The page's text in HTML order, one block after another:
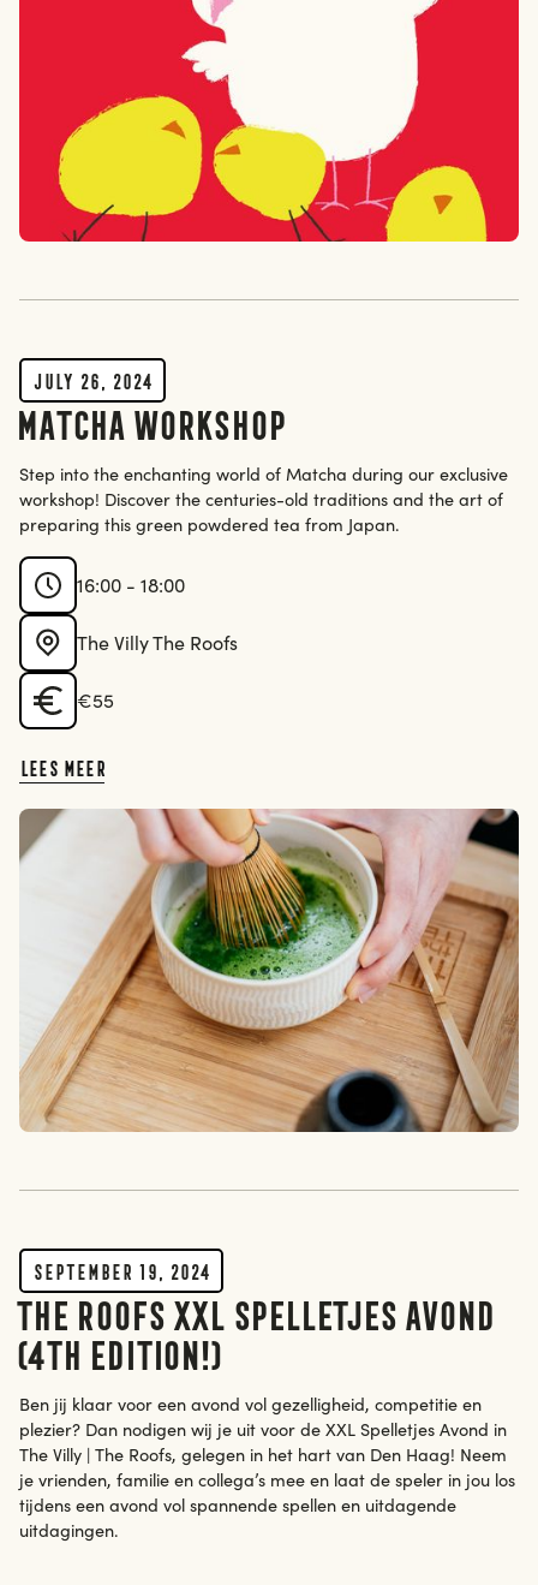
July 26, 2024
Matcha Workshop
Step into the enchanting world of Matcha during our exclusive
workshop! Discover the centuries-old traditions and the art of
preparing this green powdered tea from Japan.
16:00 - 18:00
The Villy The Roofs
€55
Lees meer
September 19, 2024
The Roofs XXL Spelletjes Avond
(4th edition!)
Ben jij klaar voor een avond vol gezelligheid, competitie en
plezier? Dan nodigen wij je uit voor de XXL Spelletjes Avond in
The Villy | The Roofs, gelegen in het hart van Den Haag! Neem
je vrienden, familie en collega’s mee en laat de speler in jou los
tijdens een avond vol spannende spellen en uitdagende
uitdagingen.